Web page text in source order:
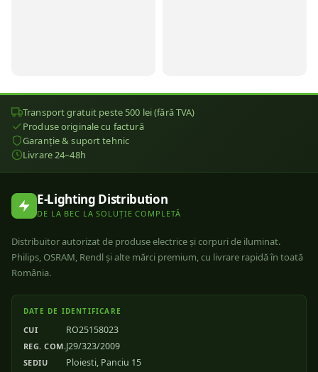
Transport gratuit peste 500 lei (fără TVA)
Produse originale cu factură
Garanție & suport tehnic
Livrare 24–48h
E-Lighting Distribution
DE LA BEC LA SOLUȚIE COMPLETĂ
Distribuitor autorizat de produse electrice și corpuri de iluminat.
Philips, OSRAM, Rendl și alte mărci premium, cu livrare rapidă în toată
România.
DATE DE IDENTIFICARE
CUI RO25158023
REG. COM.J29/323/2009
SEDIU Ploiesti, Panciu 15